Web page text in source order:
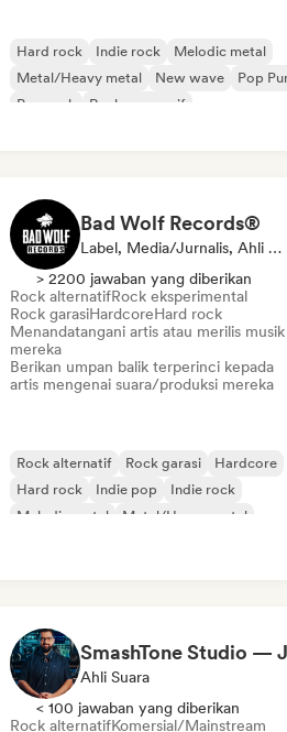
Hard rock Indie rock
Melodic metal
Metal/Heavy metal
New wave
Pop
Pop rock
Rock progresif
Bad Wolf Records®
Label, Media/Jurnalis, Ahli Suara
> 2200 jawaban yang diberikan
Rock alternatifRock eksperimental
Rock garasiHardcoreHard rock
Menandatangani artis atau merilis musik
mereka
Berikan umpan balik terperinci kepada
artis mengenai suara/produksi mereka
Rock alternatif Rock garasi
Hardcore
Hard rock
Indie pop
Indie rock
Melodic metal
Metal/Heavy metal
Ahli Suara
< 100 jawaban yang diberikan
Rock alternatifKomersial/Mainstream